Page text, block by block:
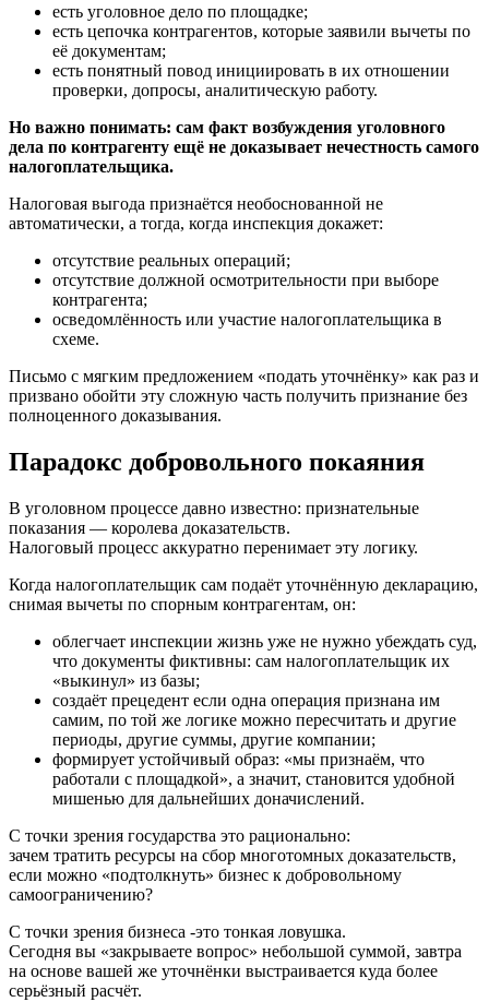
есть уголовное дело по площадке;
есть цепочка контрагентов, которые заявили вычеты по
её документам;
есть понятный повод инициировать в их отношении
проверки, допросы, аналитическую работу.
Но важно понимать: сам факт возбуждения уголовного
дела по контрагенту ещё не доказывает нечестность самого
налогоплательщика.
Налоговая выгода признаётся необоснованной не
автоматически, а тогда, когда инспекция докажет:
отсутствие реальных операций;
отсутствие должной осмотрительности при выборе
контрагента;
осведомлённость или участие налогоплательщика в
схеме.
Письмо с мягким предложением «подать уточнёнку» как раз и
призвано обойти эту сложную часть получить признание без
полноценного доказывания.
Парадокс добровольного покаяния
В уголовном процессе давно известно: признательные
показания — королева доказательств.
Налоговый процесс аккуратно перенимает эту логику.
Когда налогоплательщик сам подаёт уточнённую декларацию,
снимая вычеты по спорным контрагентам, он:
облегчает инспекции жизнь уже не нужно убеждать суд,
что документы фиктивны: сам налогоплательщик их
«выкинул» из базы;
создаёт прецедент если одна операция признана им
самим, по той же логике можно пересчитать и другие
периоды, другие суммы, другие компании;
формирует устойчивый образ: «мы признаём, что
работали с площадкой», а значит, становится удобной
мишенью для дальнейших доначислений.
С точки зрения государства это рационально:
зачем тратить ресурсы на сбор многотомных доказательств,
если можно «подтолкнуть» бизнес к добровольному
самоограничению?
С точки зрения бизнеса -это тонкая ловушка.
Сегодня вы «закрываете вопрос» небольшой суммой, завтра
на основе вашей же уточнёнки выстраивается куда более
серьёзный расчёт.